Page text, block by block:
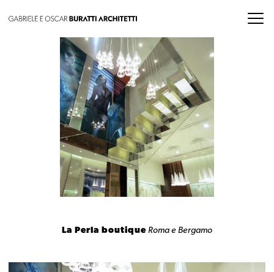
La Perla boutique Roma e Bergamo